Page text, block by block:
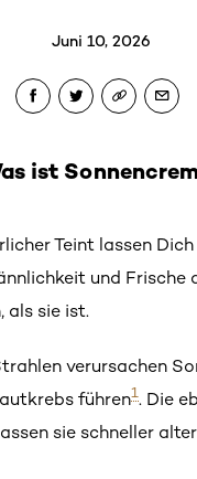
Juni 10, 2026
ist
Teint lassen
und Frische
als sie ist.
verursachen
führen1. Die
sie schneller